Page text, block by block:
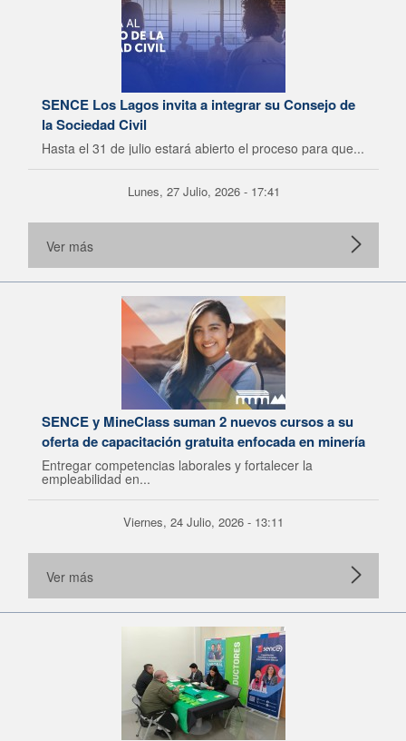
SENCE Los Lagos invita a integrar su Consejo de
la Sociedad Civil
Hasta el 31 de julio estará abierto el proceso para que...
Lunes, 27 Julio, 2026 - 17:41
Ver más
SENCE y MineClass suman 2 nuevos cursos a su
oferta de capacitación gratuita enfocada en minería
Entregar competencias laborales y fortalecer la
empleabilidad en...
Viernes, 24 Julio, 2026 - 13:11
Ver más